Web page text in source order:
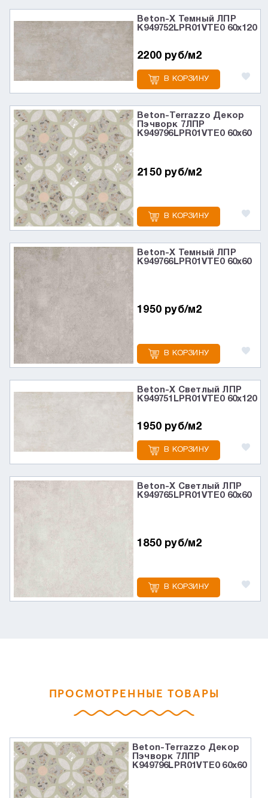
Beton-X Темный ЛПР
K949752LPR01VTE0 60x120
2200 руб/м2
В КОРЗИНУ
Beton-Terrazzo Декор
Пэчворк 7ЛПР
K949796LPR01VTE0 60x60
2150 руб/м2
В КОРЗИНУ
Beton-X Темный ЛПР
K949766LPR01VTE0 60x60
1950 руб/м2
В КОРЗИНУ
Beton-X Cветлый ЛПР
K949751LPR01VTE0 60x120
1950 руб/м2
В КОРЗИНУ
Beton-X Светлый ЛПР
K949765LPR01VTE0 60x60
1850 руб/м2
В КОРЗИНУ
ПРОСМОТРЕННЫЕ ТОВАРЫ
Beton-Terrazzo Декор
Пэчворк 7ЛПР
K949796LPR01VTE0 60x60